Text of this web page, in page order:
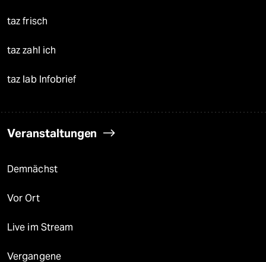
taz frisch
taz zahl ich
taz lab Infobrief
Veranstaltungen
Demnächst
Vor Ort
Live im Stream
Vergangene